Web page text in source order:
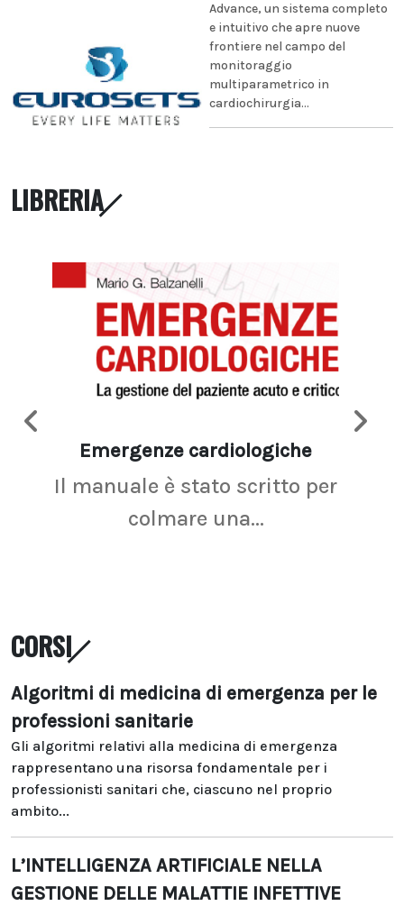
Advance, un sistema completo
e intuitivo che apre nuove
frontiere nel campo del
monitoraggio
multiparametrico in
cardiochirurgia...
LIBRERIA
Emergenze cardiologiche
Il manuale è stato scritto per
colmare una...
CORSI
Algoritmi di medicina di emergenza per le
professioni sanitarie
Gli algoritmi relativi alla medicina di emergenza
rappresentano una risorsa fondamentale per i
professionisti sanitari che, ciascuno nel proprio
ambito...
L’INTELLIGENZA ARTIFICIALE NELLA
GESTIONE DELLE MALATTIE INFETTIVE